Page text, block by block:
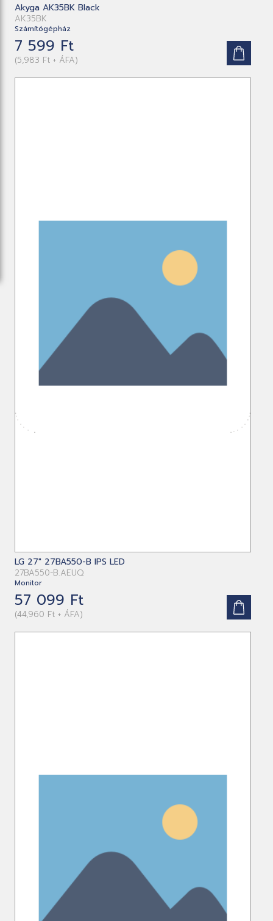
Akyga AK35BK Black
AK35BK
Számítógépház
7 599 Ft
(5,983 Ft + ÁFA)
LG 27" 27BA550-B IPS LED
27BA550-B.AEUQ
Monitor
57 099 Ft
(44,960 Ft + ÁFA)